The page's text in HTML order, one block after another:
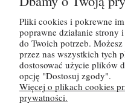
Pliki cookies i pokrewne
poprawne działanie strony
do Twoich potrzeb.
przez nas wszystkich tych
dostosować użycie plików
opcję "Dostosuj zgody".
Więcej o plikach cookies
prywatności.